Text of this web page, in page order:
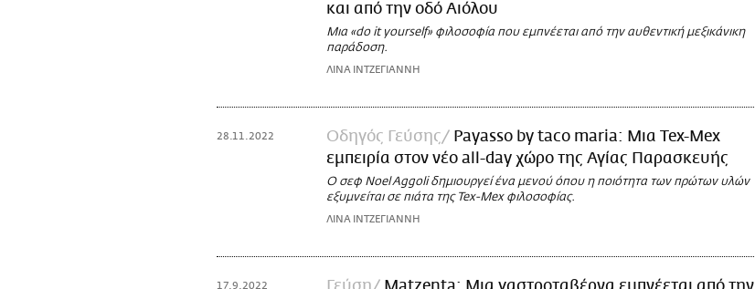
και από την οδό Αιόλου
Mια «do it yourself» φιλοσοφία που εμπνέεται από την αυθεντική μεξικάνικη
παράδοση.
ΛΙΝΑ ΙΝΤΖΕΓΙΑΝΝΗ
28.11.2022 Οδηγός Γεύσης
Payasso by taco maria: Μια Tex-Mex
εμπειρία στον νέο all-day χώρο της Αγίας Παρασκευής
Ο σεφ Noel Aggoli δημιουργεί ένα μενού όπου η ποιότητα των πρώτων υλών
εξυμνείται σε πιάτα της Tex-Mex φιλοσοφίας.
ΛΙΝΑ ΙΝΤΖΕΓΙΑΝΝΗ
17.9.2022